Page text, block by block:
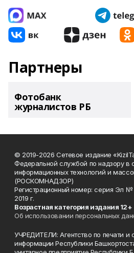
Партнеры
Фотобанк
журналистов РБ
© 2019-2026 Сетевое издание
Федеральной службой по надзору в
информационных технологий и
(РОСКОМНАДЗОР)
Регистрационный номер: серия Эл
2019 г.
Возрастная категория издания 12+
Об использовании персональных
УЧРЕДИТЕЛИ: Агентство по печати
информации Республики